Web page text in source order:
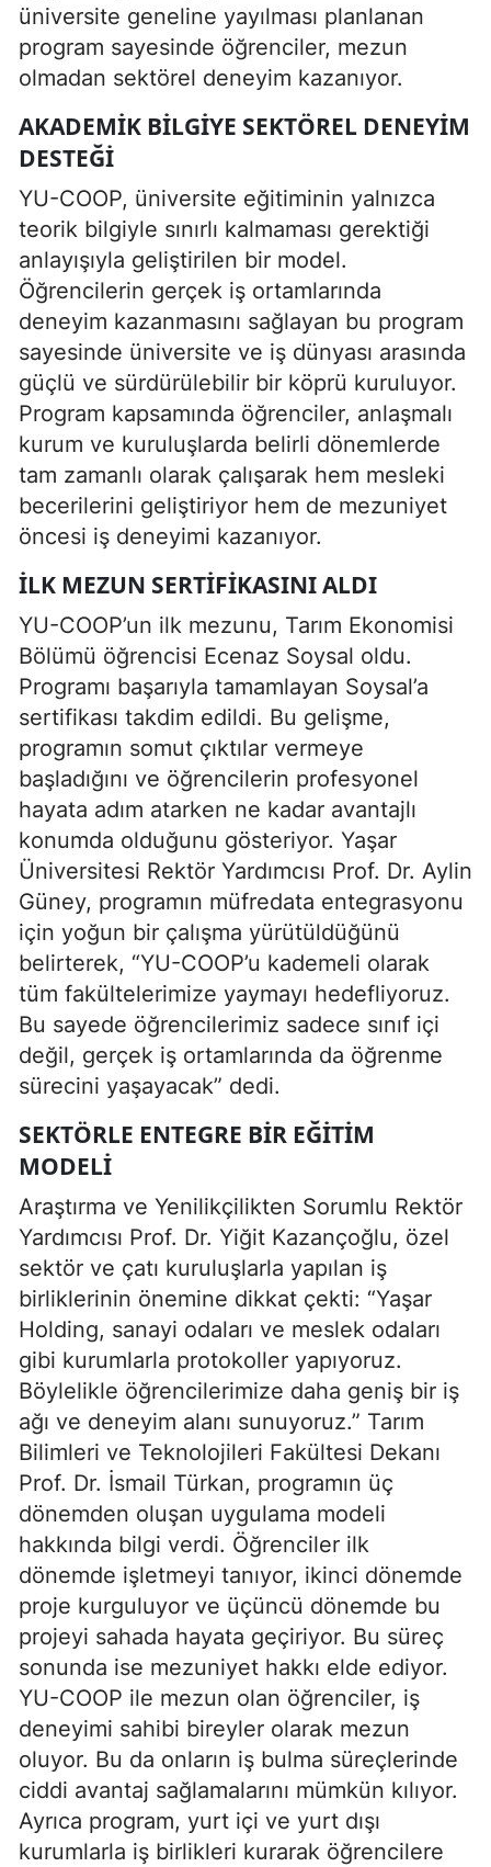
üniversite geneline yayılması planlanan
program sayesinde öğrenciler, mezun
olmadan sektörel deneyim kazanıyor.
AKADEMIK BILGIYE SEKTÖREL DENEYIM
DESTEĞI
YU-COOP, üniversite eğitiminin yalnızca
teorik bilgiyle sınırlı kalmaması gerektiği
anlayışıyla geliştirilen bir model.
Öğrencilerin gerçek iş ortamlarında
deneyim kazanmasını sağlayan bu program
sayesinde üniversite ve iş dünyası arasında
güçlü ve sürdürülebilir bir köprü kuruluyor.
Program kapsamında öğrenciler, anlaşmalı
kurum ve kuruluşlarda belirli dönemlerde
tam zamanlı olarak çalışarak hem mesleki
becerilerini geliştiriyor hem de mezuniyet
öncesi iş deneyimi kazanıyor.
İLK MEZUN SERTIFIKASINI ALDI
YU-COOP’un ilk mezunu, Tarım Ekonomisi
Bölümü öğrencisi Ecenaz Soysal oldu.
Programı başarıyla tamamlayan Soysal’a
sertifikası takdim edildi. Bu gelişme,
programın somut çıktılar vermeye
başladığını ve öğrencilerin profesyonel
hayata adım atarken ne kadar avantajlı
konumda olduğunu gösteriyor. Yaşar
Üniversitesi Rektör Yardımcısı Prof. Dr. Aylin
Güney, programın müfredata entegrasyonu
için yoğun bir çalışma yürütüldüğünü
belirterek, “YU-COOP’u kademeli olarak
tüm fakültelerimize yaymayı hedefliyoruz.
Bu sayede öğrencilerimiz sadece sınıf içi
değil, gerçek iş ortamlarında da öğrenme
sürecini yaşayacak” dedi.
SEKTÖRLE ENTEGRE BIR EĞITIM
MODELI
Araştırma ve Yenilikçilikten Sorumlu Rektör
Yardımcısı Prof. Dr. Yiğit Kazançoğlu, özel
sektör ve çatı kuruluşlarla yapılan iş
birliklerinin önemine dikkat çekti: “Yaşar
Holding, sanayi odaları ve meslek odaları
gibi kurumlarla protokoller yapıyoruz.
Böylelikle öğrencilerimize daha geniş bir iş
ağı ve deneyim alanı sunuyoruz.” Tarım
Bilimleri ve Teknolojileri Fakültesi Dekanı
Prof. Dr. İsmail Türkan, programın üç
dönemden oluşan uygulama modeli
hakkında bilgi verdi. Öğrenciler ilk
dönemde işletmeyi tanıyor, ikinci dönemde
proje kurguluyor ve üçüncü dönemde bu
projeyi sahada hayata geçiriyor. Bu süreç
sonunda ise mezuniyet hakkı elde ediyor.
YU-COOP ile mezun olan öğrenciler, iş
deneyimi sahibi bireyler olarak mezun
oluyor. Bu da onların iş bulma süreçlerinde
ciddi avantaj sağlamalarını mümkün kılıyor.
Ayrıca program, yurt içi ve yurt dışı
kurumlarla iş birlikleri kurarak öğrencilere